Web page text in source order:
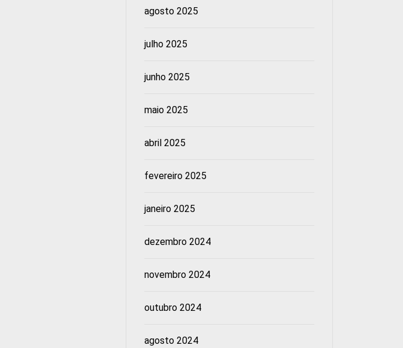
agosto 2025
julho 2025
junho 2025
maio 2025
abril 2025
fevereiro 2025
janeiro 2025
dezembro 2024
novembro 2024
outubro 2024
agosto 2024